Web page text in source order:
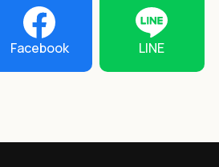
Facebook LINE